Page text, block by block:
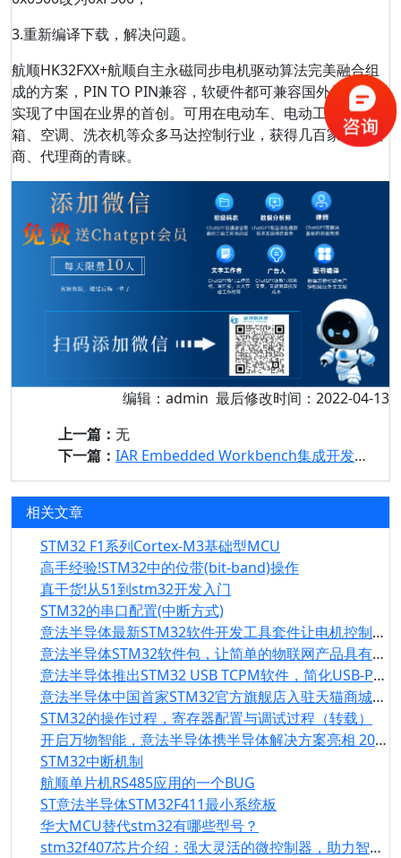
3.重新编译下载，解决问题。
航顺HK32FXX+航顺自主永磁同步电机驱动算法完美融合组
成的方案，PIN TO PIN兼容，软硬件都可兼容国外品牌，也
实现了中国在业界的首创。可用在电动车、电动工具、冰
箱、空调、洗衣机等众多马达控制行业，获得几百家的方案
商、代理商的青睐。
编辑：admin 最后修改时间：2022-04-13
上一篇： 无
下一篇： IAR Embedded Workbench集成开发环境全面支持HK32航顺MCU系列
相关文章
STM32 F1系列Cortex-M3基础型MCU
高手经验!STM32中的位带(bit-band)操作
真干货!从51到stm32开发入门
STM32的串口配置(中断方式)
意法半导体最新STM32软件开发工具套件让电机控制设计更快、更容易
意法半导体STM32软件包，让简单的物联网产品具有亚马逊的Alexa技术
意法半导体推出STM32 USB TCPM软件，简化USB-PD 3.0输电协议的迁移
意法半导体中国首家STM32官方旗舰店入驻天猫商城，为物联网开发者提供一站式服务
STM32的操作过程，寄存器配置与调试过程（转载）
开启万物智能，意法半导体携半导体解决方案亮相 2019慕尼黑上海电子展
STM32中断机制
航顺单片机RS485应用的一个BUG
ST意法半导体STM32F411最小系统板
华大MCU替代stm32有哪些型号？
stm32f407芯片介绍：强大灵活的微控制器，助力智能化未来